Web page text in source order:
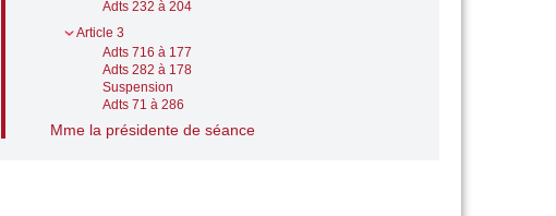
Adts 232 à 204
Article 3
Adts 716 à 177
Adts 282 à 178
Suspension
Adts 71 à 286
Mme la présidente de séance